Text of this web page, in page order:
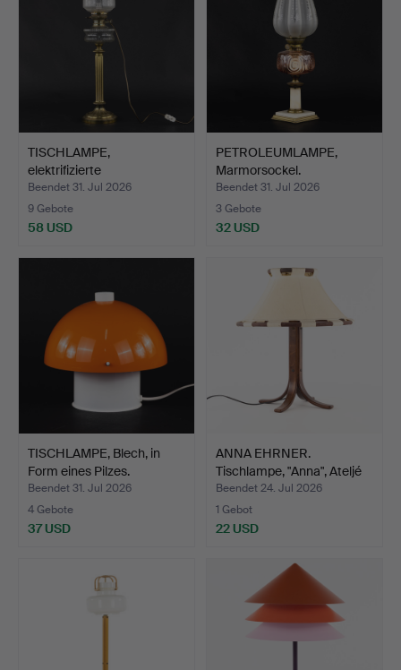
TISCHLAMPE,
elektrifizierte
Petroleumlampe.
Beendet 31. Jul 2026
9 Gebote
58 USD
PETROLEUMLAMPE,
Marmorsockel.
Beendet 31. Jul 2026
3 Gebote
32 USD
TISCHLAMPE, Blech, in
Form eines Pilzes.
Beendet 31. Jul 2026
4 Gebote
37 USD
ANNA EHRNER.
Tischlampe, "Anna", Ateljé
Ly…
Beendet 24. Jul 2026
1 Gebot
22 USD